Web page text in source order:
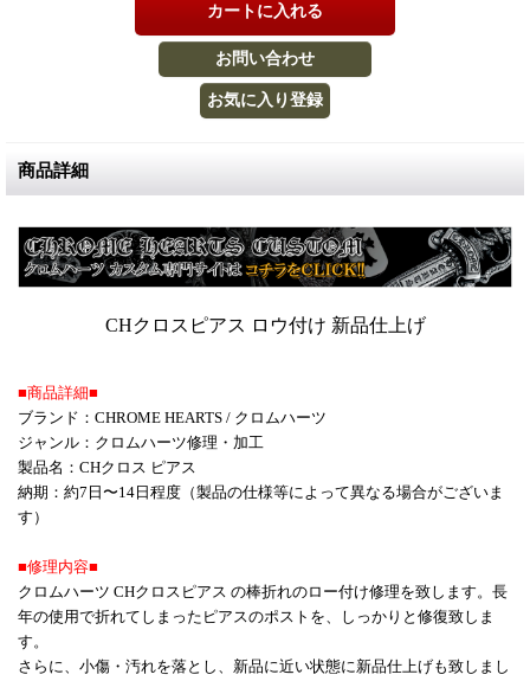
商品詳細
CHクロスピアス ロウ付け 新品仕上げ
■商品詳細■
ブランド：CHROME HEARTS / クロムハーツ
ジャンル：クロムハーツ修理・加工
製品名：CHクロス ピアス
納期：約7日〜14日程度（製品の仕様等によって異なる場合がございま
す）
■修理内容■
クロムハーツ CHクロスピアス の棒折れのロー付け修理を致します。長
年の使用で折れてしまったピアスのポストを、しっかりと修復致しま
す。
さらに、小傷・汚れを落とし、新品に近い状態に新品仕上げも致しまし